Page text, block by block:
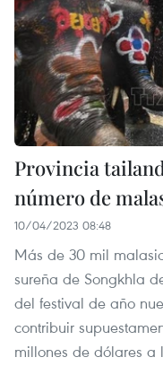
Provincia
número de
10/04/2023 08:48
Más de 30 mil
sureña de Songkhla
del festival de año
contribuir
millones de dólares